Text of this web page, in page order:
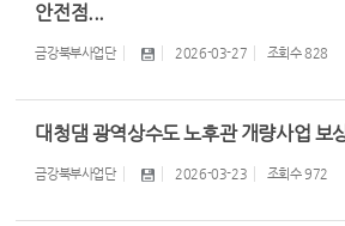
안전점...
금강북부사업단 2026-03-27 조회수828
대청댐 광역상수도 노후관 개량사업 보
금강북부사업단 2026-03-23 조회수972